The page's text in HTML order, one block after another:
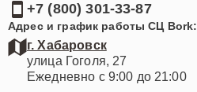
+7 (800) 301-33-87
Адрес и график работы СЦ Bork:
г. Хабаровск
улица Гоголя, 27
Ежедневно с 9:00 до 21:00